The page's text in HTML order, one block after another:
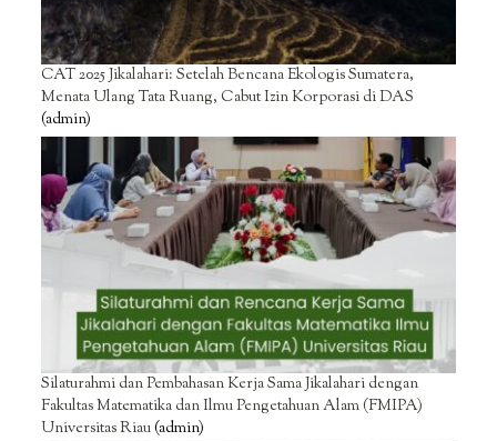
CAT 2025 Jikalahari: Setelah Bencana Ekologis Sumatera,
Menata Ulang Tata Ruang, Cabut Izin Korporasi di DAS
(admin)
Silaturahmi dan Pembahasan Kerja Sama Jikalahari dengan
Fakultas Matematika dan Ilmu Pengetahuan Alam (FMIPA)
Universitas Riau(admin)